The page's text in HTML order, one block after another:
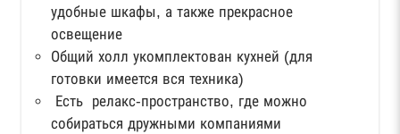
удобные шкафы, а также прекрасное
освещение
Общий холл укомплектован кухней (для
готовки имеется вся техника)
Есть релакс-пространство, где можно
собираться дружными компаниями